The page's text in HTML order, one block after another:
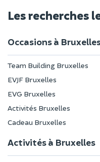
Les recherches
Occasions à
Team Building Bruxelles
EVJF Bruxelles
EVG Bruxelles
Activités Bruxelles
Cadeau Bruxelles
Activités à Bruxelles